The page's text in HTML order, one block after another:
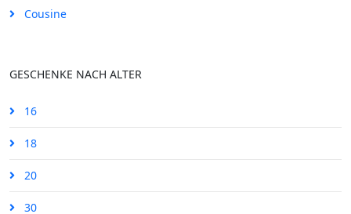
Cousine
GESCHENKE NACH ALTER
16
18
20
30